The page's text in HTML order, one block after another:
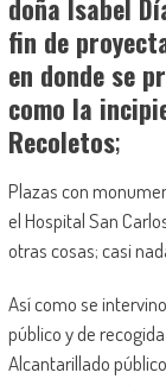
doña Isabel
fin de
en donde se
como la
Recoletos;
Plazas con
el Hospital San
otras cosas; casi
Así como se
público y de
Alcantarillado